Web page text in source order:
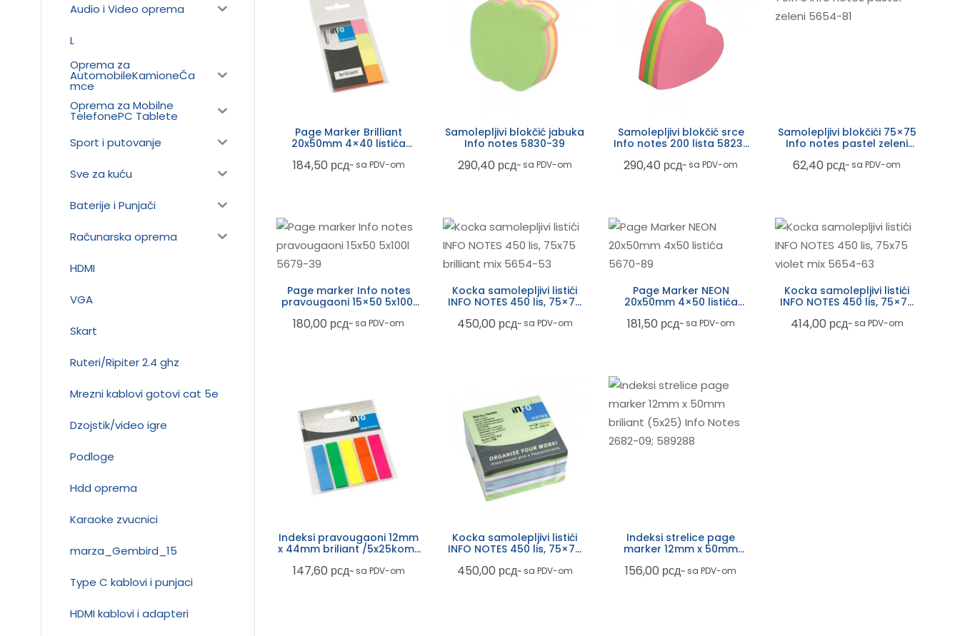
Page Marker Brilliant
20x50mm 4×40 listića
184,50 рсд~ sa PDV-om
Samolepljivi blokčić jabuka
Info notes 5830-39
290,40 рсд~ sa PDV-om
Samolepljivi blokčić srce
Info notes 200 lista 5823-
290,40 рсд~ sa PDV-om
Samolepljivi blokčići 75×75
Info notes pastel zeleni
62,40 рсд~ sa PDV-om
Page marker Info notes
pravougaoni 15×50 5x100l
180,00 рсд~ sa PDV-om
Kocka samolepljivi listići
INFO NOTES 450 lis, 75×75
450,00 рсд~ sa PDV-om
Page Marker NEON
20x50mm 4×50 listića
181,50 рсд~ sa PDV-om
Kocka samolepljivi listići
INFO NOTES 450 lis, 75×75
414,00 рсд~ sa PDV-om
Indeksi pravougaoni 12mm
x 44mm briliant /5x25kom/
147,60 рсд~ sa PDV-om
Kocka samolepljivi listići
INFO NOTES 450 lis, 75×75
450,00 рсд~ sa PDV-om
Indeksi strelice page
marker 12mm x 50mm
2682-09; 589288
156,00 рсд~ sa PDV-om
Audio i Video oprema
L
Oprema za
AutomobileKamioneČa
mce
Oprema za Mobilne
TelefonePC Tablete
Sport i putovanje
Sve za kuću
Baterije i Punjači
Računarska oprema
HDMI
VGA
Skart
Ruteri/Ripiter 2.4 ghz
Mrezni kablovi gotovi cat 5e
Dzojstik/video igre
Podloge
Hdd oprema
Karaoke zvucnici
marza_Gembird_15
Type C kablovi i punjaci
HDMI kablovi i adapteri